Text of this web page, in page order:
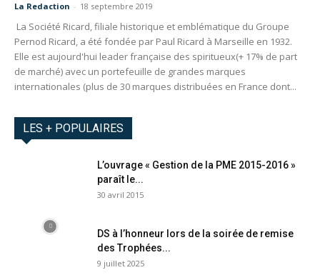
La Redaction - 18 septembre 2019
La Société Ricard, filiale historique et emblématique du Groupe
Pernod Ricard, a été fondée par Paul Ricard à Marseille en 1932.
Elle est aujourd'hui leader française des spiritueux(+ 17% de part
de marché) avec un portefeuille de grandes marques
internationales (plus de 30 marques distribuées en France dont...
LES + POPULAIRES
L’ouvrage « Gestion de la PME 2015-2016 »
paraît le...
30 avril 2015
DS à l’honneur lors de la soirée de remise
des Trophées...
9 juillet 2025